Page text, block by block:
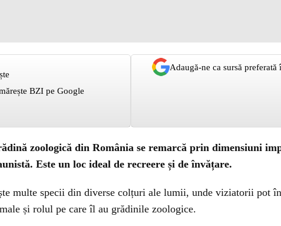
BZI pe Google
Adaugă-ne ca sursă preferată
zoologică din România se remarcă prin dimensiuni
Este un loc ideal de recreere și de învățare.
multe specii din diverse colțuri ale lumii, unde viziatorii pot
și rolul pe care îl au grădinile zoologice.